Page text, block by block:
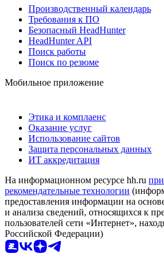
Производственный календарь
Требования к ПО
Безопасный HeadHunter
HeadHunter API
Поиск работы
Поиск по резюме
Мобильное приложение
Этика и комплаенс
Оказание услуг
Использование сайтов
Защита персональных данных
ИТ аккредитация
На информационном ресурсе hh.ru
рекомендательные технологии
предоставления информации на
и анализа сведений, относящихся к
пользователей сети «Интернет»,
Российской Федерации)